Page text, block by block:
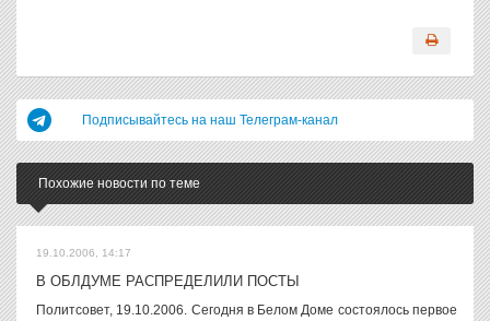
Подписывайтесь на наш Телеграм-канал
Похожие новости по теме
19.10.2006, 14:17
В ОБЛДУМЕ РАСПРЕДЕЛИЛИ ПОСТЫ
Политсовет, 19.10.2006. Сегодня в Белом Доме состоялось первое